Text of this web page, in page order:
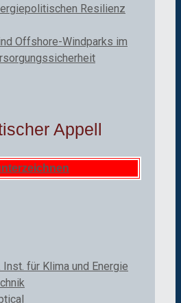
Resilienz
Offshore-Windparks im
Appell
Inst. für Klima und Energie